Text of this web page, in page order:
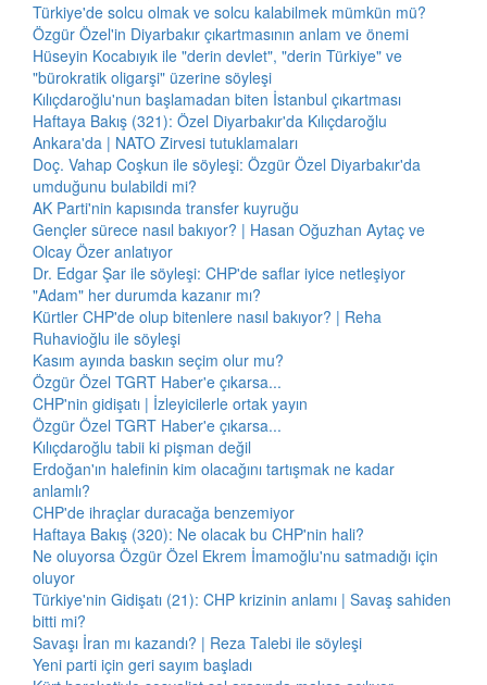
Türkiye'de solcu olmak ve solcu kalabilmek mümkün mü?
Özgür Özel'in Diyarbakır çıkartmasının anlam ve önemi
Hüseyin Kocabıyık ile "derin devlet", "derin Türkiye" ve
"bürokratik oligarşi" üzerine söyleşi
Kılıçdaroğlu'nun başlamadan biten İstanbul çıkartması
Haftaya Bakış (321): Özel Diyarbakır'da Kılıçdaroğlu
Ankara'da | NATO Zirvesi tutuklamaları
Doç. Vahap Coşkun ile söyleşi: Özgür Özel Diyarbakır'da
umduğunu bulabildi mi?
AK Parti'nin kapısında transfer kuyruğu
Gençler sürece nasıl bakıyor? | Hasan Oğuzhan Aytaç ve
Olcay Özer anlatıyor
Dr. Edgar Şar ile söyleşi: CHP'de saflar iyice netleşiyor
"Adam" her durumda kazanır mı?
Kürtler CHP'de olup bitenlere nasıl bakıyor? | Reha
Ruhavioğlu ile söyleşi
Kasım ayında baskın seçim olur mu?
Özgür Özel TGRT Haber'e çıkarsa...
CHP'nin gidişatı | İzleyicilerle ortak yayın
Özgür Özel TGRT Haber'e çıkarsa...
Kılıçdaroğlu tabii ki pişman değil
Erdoğan'ın halefinin kim olacağını tartışmak ne kadar
anlamlı?
CHP'de ihraçlar duracağa benzemiyor
Haftaya Bakış (320): Ne olacak bu CHP'nin hali?
Ne oluyorsa Özgür Özel Ekrem İmamoğlu'nu satmadığı için
oluyor
Türkiye'nin Gidişatı (21): CHP krizinin anlamı | Savaş sahiden
bitti mi?
Savaşı İran mı kazandı? | Reza Talebi ile söyleşi
Yeni parti için geri sayım başladı